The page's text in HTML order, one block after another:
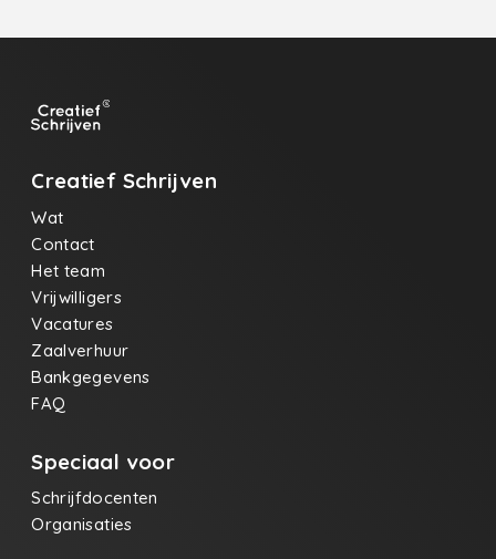
Creatief Schrijven
Wat
Contact
Het team
Vrijwilligers
Vacatures
Zaalverhuur
Bankgegevens
FAQ
Speciaal voor
Schrijfdocenten
Organisaties